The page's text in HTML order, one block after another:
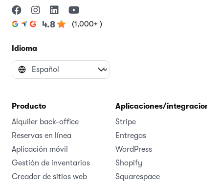
4.8 (1,000+ )
Idioma
Producto
Alquiler back-office
Reservas en línea
Aplicación móvil
Gestión de inventarios
Creador de sitios web
Aplicaciones/integraciones
Stripe
Entregas
WordPress
Shopify
Squarespace